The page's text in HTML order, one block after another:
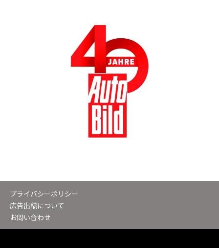
プライバシーポリシー
広告出稿について
お問い合わせ